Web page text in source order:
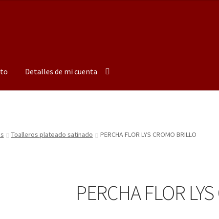
Detalles de mi cuenta
Toalleros plateado satinado PERCHA FLOR LYS CROMO BRILLO
PERCHA FLOR